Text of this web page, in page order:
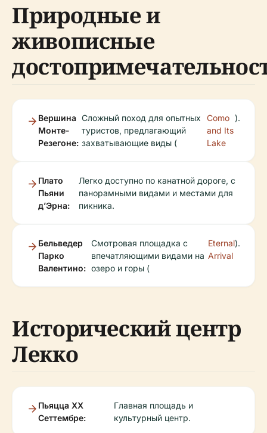
Природные и
живописные
Вершина
Монте-
Резегоне:
Сложный поход для опытных
туристов, предлагающий
захватывающие виды (
Como
and Its
Lake
).
Плато
Пьяни
д’Эрна:
Легко доступно по канатной дороге, с
панорамными видами и местами для
пикника.
Бельведер
Парко
Валентино:
Смотровая площадка с
впечатляющими видами на
озеро и горы (
Eternal
Arrival
).
Исторический центр
Лекко
Пьяцца XX
Сеттембре:
Главная площадь и
культурный центр.